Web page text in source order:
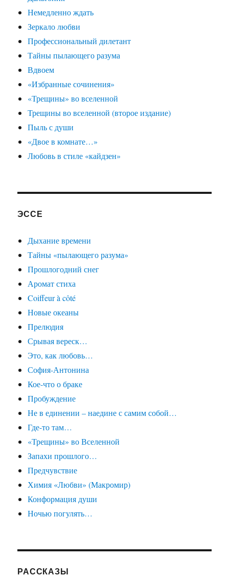
Немедленно ждать
Зеркало любви
Профессиональный дилетант
Тайны пылающего разума
Вдвоем
«Избранные сочинения»
«Трещины» во вселенной
Трещины во вселенной (второе издание)
Пыль с души
«Двое в комнате…»
Любовь в стиле «кайдзен»
ЭССЕ
Дыхание времени
Тайны «пылающего разума»
Прошлогодний снег
Аромат стиха
Coiffeur à côté
Новые океаны
Прелюдия
Срывая вереск…
Это, как любовь…
София-Антонина
Кое-что о браке
Пробуждение
Не в единении – наедине с самим собой…
Где-то там…
«Трещины» во Вселенной
Запахи прошлого…
Предчувствие
Химия «Любви» (Макромир)
Конформация души
Ночью погулять…
РАССКАЗЫ